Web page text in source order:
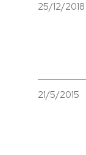
25/12/2018
21/5/2015